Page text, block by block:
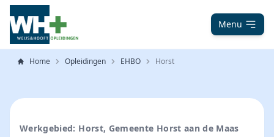
Menu
Home Opleidingen EHBO Horst
Werkgebied: Horst, Gemeente Horst aan de Maas